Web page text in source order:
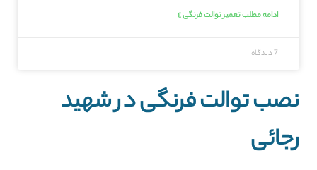
ادامه مطلب تعمیر توالت فرنگی »
7 دیدگاه
نصب توالت فرنگی در شهید
رجائی